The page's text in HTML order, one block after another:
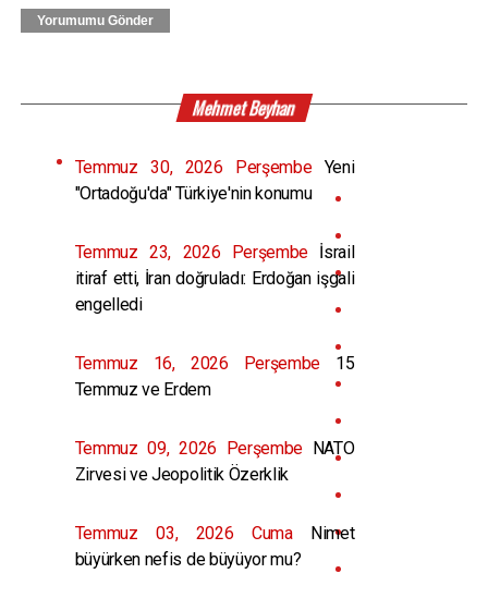
Yorumumu Gönder
Mehmet Beyhan
Temmuz 30, 2026 PerşembeYeni
"Ortadoğu'da" Türkiye'nin konumu
Temmuz 23, 2026 Perşembe İsrail
itiraf etti, İran doğruladı: Erdoğan işgali
engelledi
Temmuz 16, 2026 Perşembe 15
Temmuz ve Erdem
Temmuz 09, 2026 Perşembe NATO
Zirvesi ve Jeopolitik Özerklik
Temmuz 03, 2026 CumaNimet
büyürken nefis de büyüyor mu?